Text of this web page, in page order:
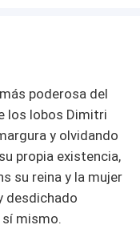
poderosa del
los lobos Dimitri
y olvidando
propia existencia,
su reina y la mujer
desdichado
mismo.